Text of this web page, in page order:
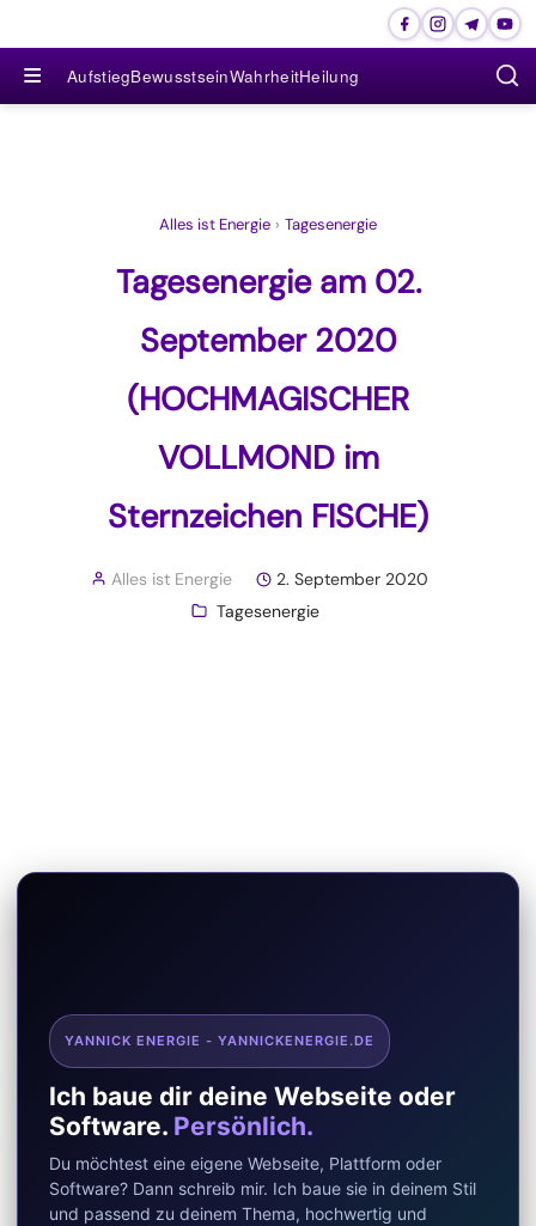
≡ AufstiegBewusstseinWahrheitHeilung
Alles ist Energie › Tagesenergie
Tagesenergie am 02.
September 2020
(HOCHMAGISCHER
VOLLMOND im
Sternzeichen FISCHE)
Alles ist Energie
2. September 2020
Tagesenergie
YANNICK ENERGIE - YANNICKENERGIE.DE
Ich baue dir deine Webseite oder
Software. Persönlich.
Du möchtest eine eigene Webseite, Plattform oder
Software? Dann schreib mir. Ich baue sie in deinem Stil
und passend zu deinem Thema, hochwertig und